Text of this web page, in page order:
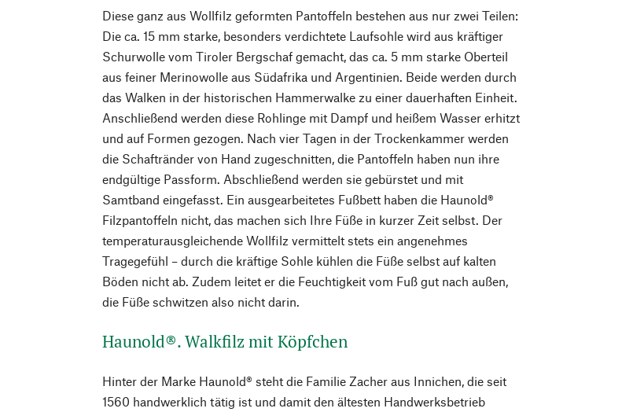
Diese ganz aus Wollfilz geformten Pantoffeln bestehen aus nur zwei Teilen:
Die ca. 15 mm starke, besonders verdichtete Laufsohle wird aus kräftiger
Schurwolle vom Tiroler Bergschaf gemacht, das ca. 5 mm starke Oberteil
aus feiner Merinowolle aus Südafrika und Argentinien. Beide werden durch
das Walken in der historischen Hammerwalke zu einer dauerhaften Einheit.
Anschließend werden diese Rohlinge mit Dampf und heißem Wasser erhitzt
und auf Formen gezogen. Nach vier Tagen in der Trockenkammer werden
die Schaftränder von Hand zugeschnitten, die Pantoffeln haben nun ihre
endgültige Passform. Abschließend werden sie gebürstet und mit
Samtband eingefasst. Ein ausgearbeitetes Fußbett haben die Haunold®
Filzpantoffeln nicht, das machen sich Ihre Füße in kurzer Zeit selbst. Der
temperaturausgleichende Wollfilz vermittelt stets ein angenehmes
Tragegefühl – durch die kräftige Sohle kühlen die Füße selbst auf kalten
Böden nicht ab. Zudem leitet er die Feuchtigkeit vom Fuß gut nach außen,
die Füße schwitzen also nicht darin.
Haunold®. Walkfilz mit Köpfchen
Hinter der Marke Haunold® steht die Familie Zacher aus Innichen, die seit
1560 handwerklich tätig ist und damit den ältesten Handwerksbetrieb